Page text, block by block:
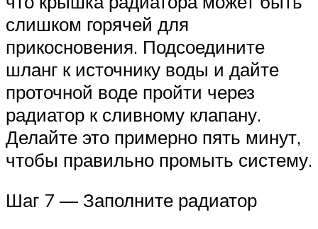
слишком горячей для
прикосновения. Подсоедините
шланг к источнику воды и дайте
проточной воде пройти через
радиатор к сливному клапану.
Делайте это примерно пять минут,
чтобы правильно промыть систему.
Шаг 7 — Заполните радиатор